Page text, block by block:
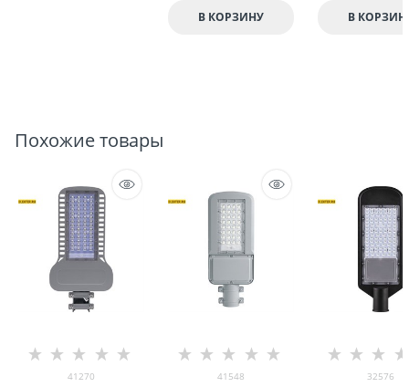
В КОРЗИНУ В
Похожие товары
41270 41548 32576